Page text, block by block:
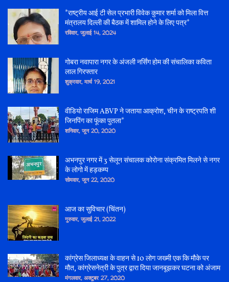
*राष्ट्रीय आई टी सेल प्रभारी विवेक कुमार शर्मा को मिला वित्त
मंत्रालय दिल्ली की बैठक में शामिल होने के लिए पत्र*
रविवार, जुलाई 14, 2024
गोबरा नवापारा नगर के अंजली नर्सिंग होम की संचालिका कविता
लाल गिरफ्तार
शुक्रवार, मार्च 19, 2021
वीडियो राजिम ABVP ने जताया आक्रोश, चीन के राष्ट्रपति शी
जिनपिंग का फूंका पुतला*
शनिवार, जून 20, 2020
अभनपुर नगर में 3 सेलून संचालक कोरोना संक्रमित मिलने से नगर
के लोगो में हड़कम्प
सोमवार, जून 22, 2020
आज का सुविचार (चिंतन)
गुरुवार, जुलाई 21, 2022
कांग्रेस जिलाध्यक्ष के वाहन से 10 लोग जख्मी एक कि मौके पर
मौत, कांग्रेसनेत्री के पुत्र द्वारा दिया जानबूझकर घटना को अंजाम
मंगलवार, अक्टूबर 27, 2020